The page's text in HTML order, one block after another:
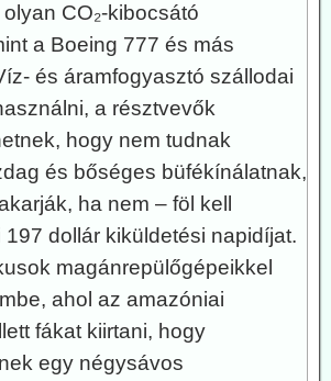
CO₂-kibocsátó
a Boeing 777 és más
és áramfogyasztó szállodai
a résztvevők
hogy nem tudnak
és bőséges büfékínálatnak,
ha nem – föl kell
dollár kiküldetési napidíjat.
magánrepülőgépeikkel
ahol az amazóniai
fákat kiirtani, hogy
egy négysávos